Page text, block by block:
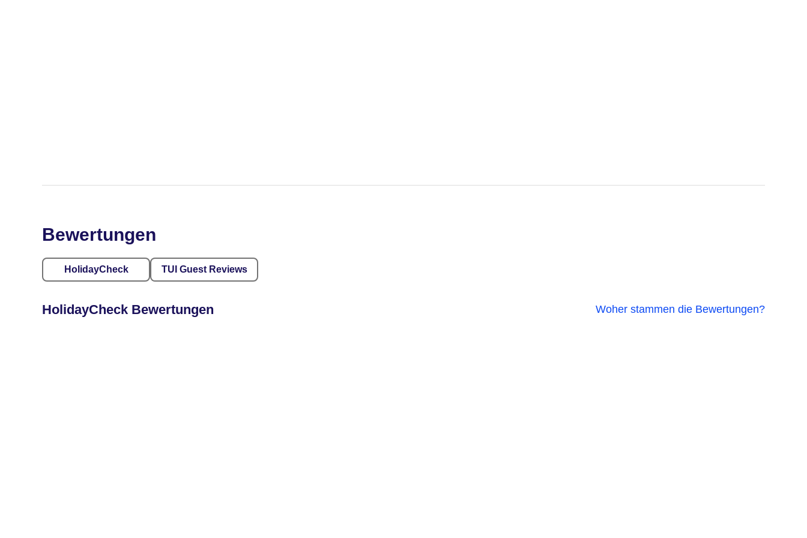
Bewertungen
HolidayCheck TUI Guest Reviews
HolidayCheck Bewertungen Woher stammen die Bewertungen?